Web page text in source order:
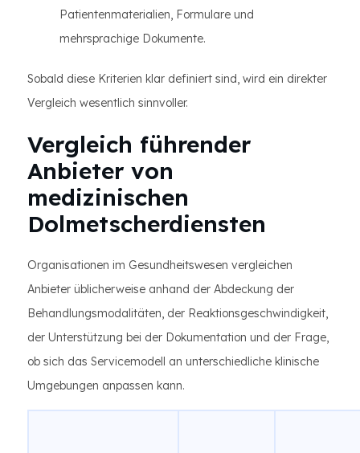
Patientenmaterialien, Formulare und
mehrsprachige Dokumente.
Sobald diese Kriterien klar definiert sind, wird ein direkter
Vergleich wesentlich sinnvoller.
Vergleich führender
Anbieter von
medizinischen
Dolmetscherdiensten
Organisationen im Gesundheitswesen vergleichen
Anbieter üblicherweise anhand der Abdeckung der
Behandlungsmodalitäten, der Reaktionsgeschwindigkeit,
der Unterstützung bei der Dokumentation und der Frage,
ob sich das Servicemodell an unterschiedliche klinische
Umgebungen anpassen kann.